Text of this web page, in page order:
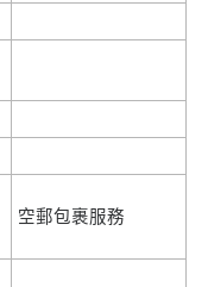
空郵包裹服務